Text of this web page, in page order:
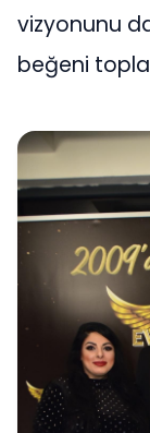
vizyonunu
beğeni